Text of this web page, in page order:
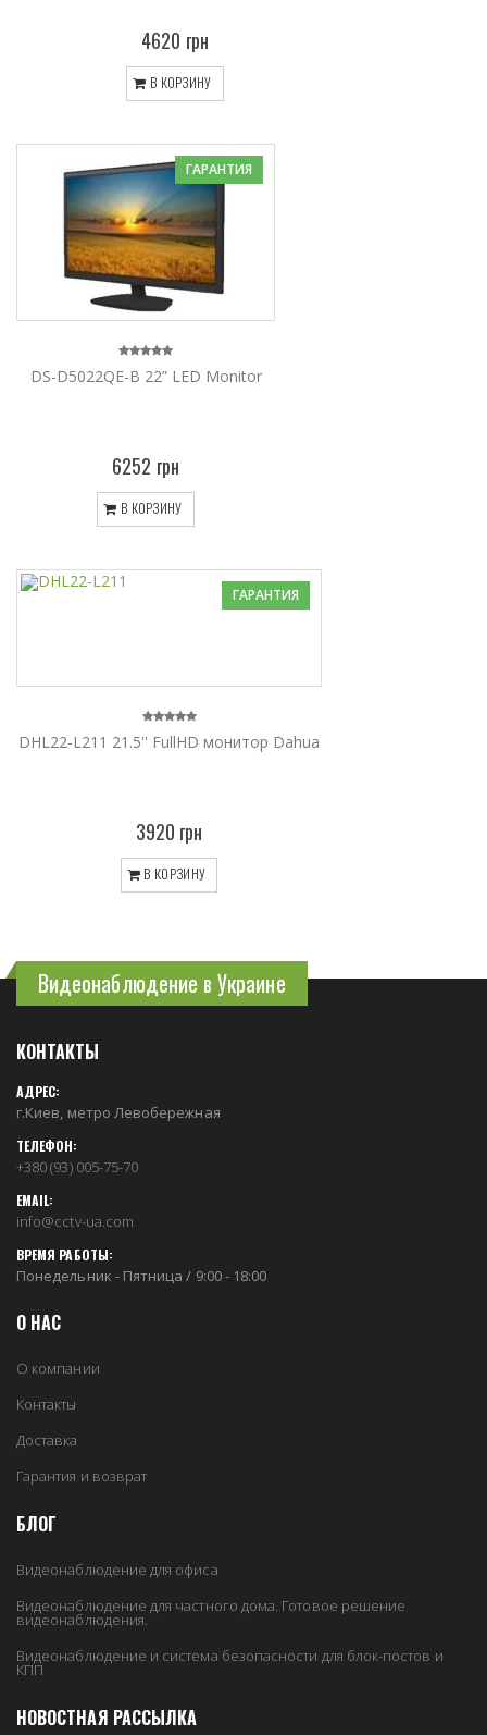
4620 грн
В КОРЗИНУ
ГАРАНТИЯ
DS-D5022QE-B 22” LED Monitor
6252 грн
В КОРЗИНУ
ГАРАНТИЯ
DHL22-L211 21.5'' FullHD монитор Dahua
3920 грн
В КОРЗИНУ
Видеонаблюдение в Украине
КОНТАКТЫ
АДРЕС:
г.Киев, метро Левобережная
ТЕЛЕФОН:
+380 (93) 005-75-70
EMAIL:
info@cctv-ua.com
ВРЕМЯ РАБОТЫ:
Понедельник - Пятница / 9:00 - 18:00
О НАС
О компании
Контакты
Доставка
Гарантия и возврат
БЛОГ
Видеонаблюдение для офиса
Видеонаблюдение для частного дома. Готовое решение
видеонаблюдения.
Видеонаблюдение и система безопасности для блок-постов и
КПП
НОВОСТНАЯ РАССЫЛКА